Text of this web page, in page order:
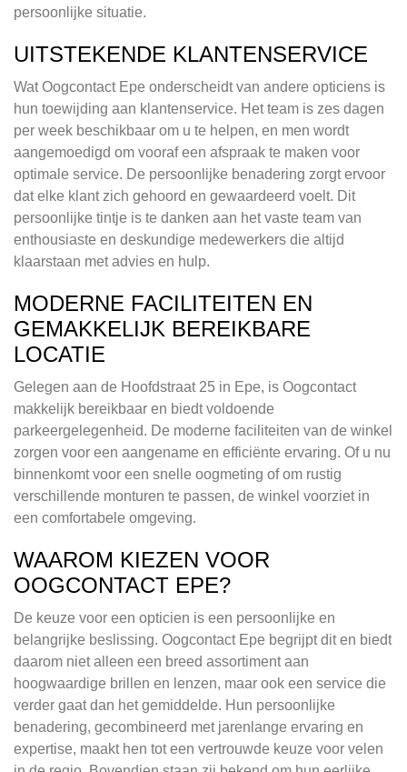
persoonlijke situatie.
UITSTEKENDE KLANTENSERVICE
Wat Oogcontact Epe onderscheidt van andere opticiens is
hun toewijding aan klantenservice. Het team is zes dagen
per week beschikbaar om u te helpen, en men wordt
aangemoedigd om vooraf een afspraak te maken voor
optimale service. De persoonlijke benadering zorgt ervoor
dat elke klant zich gehoord en gewaardeerd voelt. Dit
persoonlijke tintje is te danken aan het vaste team van
enthousiaste en deskundige medewerkers die altijd
klaarstaan met advies en hulp.
MODERNE FACILITEITEN EN
GEMAKKELIJK BEREIKBARE
LOCATIE
Gelegen aan de Hoofdstraat 25 in Epe, is Oogcontact
makkelijk bereikbaar en biedt voldoende
parkeergelegenheid. De moderne faciliteiten van de winkel
zorgen voor een aangename en efficiënte ervaring. Of u nu
binnenkomt voor een snelle oogmeting of om rustig
verschillende monturen te passen, de winkel voorziet in
een comfortabele omgeving.
WAAROM KIEZEN VOOR
OOGCONTACT EPE?
De keuze voor een opticien is een persoonlijke en
belangrijke beslissing. Oogcontact Epe begrijpt dit en biedt
daarom niet alleen een breed assortiment aan
hoogwaardige brillen en lenzen, maar ook een service die
verder gaat dan het gemiddelde. Hun persoonlijke
benadering, gecombineerd met jarenlange ervaring en
expertise, maakt hen tot een vertrouwde keuze voor velen